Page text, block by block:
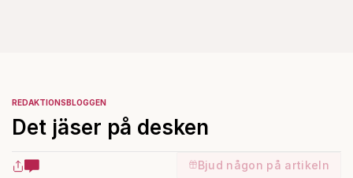
REDAKTIONSBLOGGEN
Det jäser på desken
Bjud någon på artikeln